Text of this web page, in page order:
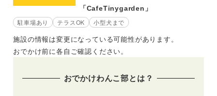
「CafeTinygarden」
駐車場あり テラスOK 小型犬まで
施設の情報は変更になっている可能性があります。
おでかけ前に各自ご確認ください。
おでかけわんこ部とは？